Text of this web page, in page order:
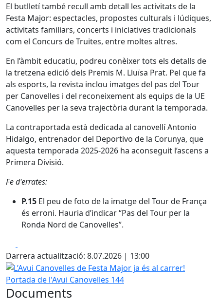
El butlletí també recull amb detall les activitats de la
Festa Major: espectacles, propostes culturals i lúdiques,
activitats familiars, concerts i iniciatives tradicionals
com el Concurs de Truites, entre moltes altres.
En l’àmbit educatiu, podreu conèixer tots els detalls de
la tretzena edició dels Premis M. Lluïsa Prat. Pel que fa
als esports, la revista inclou imatges del pas del Tour
per Canovelles i del reconeixement als equips de la UE
Canovelles per la seva trajectòria durant la temporada.
La contraportada està dedicada al canovellí Antonio
Hidalgo, entrenador del Deportivo de la Corunya, que
aquesta temporada 2025-2026 ha aconseguit l’ascens a
Primera Divisió.
Fe d'errates:
P.15 El peu de foto de la imatge del Tour de França
és erroni. Hauria d’indicar “Pas del Tour per la
Ronda Nord de Canovelles”.
Darrera actualització: 8.07.2026 | 13:00
L’Avui Canovelles de Festa Major ja és al carrer!
Portada de l'Avui Canovelles 144
Documents